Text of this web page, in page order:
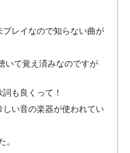
レイなので知らない曲が
いて覚え済みなのですが
も良くって！
い音の楽器が使われてい
。